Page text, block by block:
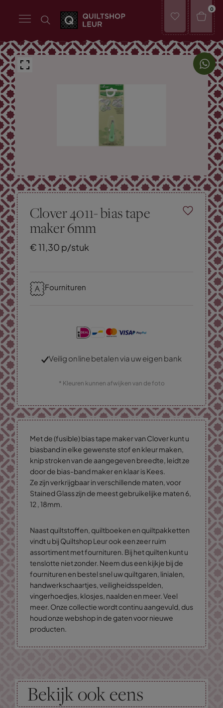
0
Clover 4011- bias tape
maker 6mm
€11,30 p/stuk
Fournituren
Veilig online betalen via uw eigen bank
* Kleuren kunnen afwijken van de foto
Met de (fusible) bias tape maker van Clover kunt u
biasband in elke gewenste stof en kleur maken,
knip stroken van de aangegeven breedte, leidt ze
door de bias-band maker en klaar is Kees.
Ze zijn verkrijgbaar in verschillende maten, voor
Stained Glass zijn de meest gebruikelijke maten 6,
12 , 18mm.
Naast quiltstoffen, quiltboeken en quiltpakketten
vindt u bij Quiltshop Leur ook een zeer ruim
assortiment met fournituren. Bij het quilten kunt u
tenslotte niet zonder. Neem dus een kijkje bij de
fournituren en bestel snel uw quiltgaren, linialen,
handwerkschaartjes, veiligheidsspelden,
vingerhoedjes, klosjes, naalden en meer. Veel
meer. Onze collectie wordt continu aangevuld, dus
houd onze webshop in de gaten voor nieuwe
producten.
Bekijk ook eens